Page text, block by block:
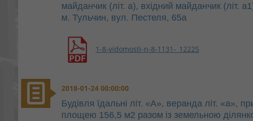
майданчик (літ. а), вхідний майданчик (літ.
м. Тульчин, вул. Пестеля, 65а
1-8-vidomosti-n-8-1131-_12225
2018-01-24 00:00:00
Будівля їдальні літ. «А», веранда літ. «а»,
площею 156,5 м2 разом із земельною